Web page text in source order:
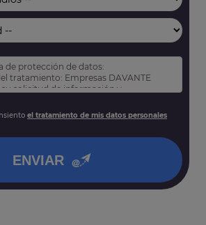
de protección de datos:
tratamiento: Empresas DAVANTE
solicitud de información y
rectificar y suprimir sus datos,
tal y como se explica en nuestra
el tratamiento de mis datos personales
ENVIAR